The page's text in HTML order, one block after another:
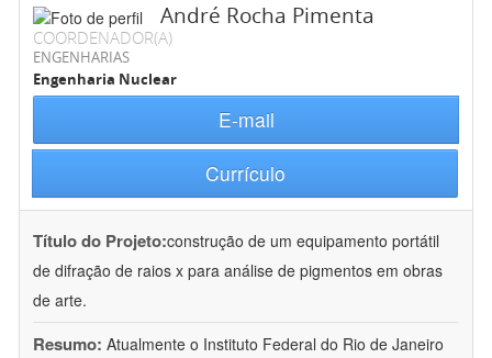
André Rocha Pimenta
COORDENADOR(A)
ENGENHARIAS
Engenharia Nuclear
E-mail
Currículo
Título do Projeto:construção de um equipamento portátil
de difração de raios x para análise de pigmentos em obras
de arte.
Resumo: Atualmente o Instituto Federal do Rio de Janeiro